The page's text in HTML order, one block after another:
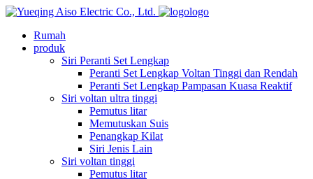
logo
Rumah
produk
Siri Peranti Set Lengkap
Peranti Set Lengkap Voltan Tinggi dan Rendah
Peranti Set Lengkap Pampasan Kuasa Reaktif
Siri voltan ultra tinggi
Pemutus litar
Memutuskan Suis
Penangkap Kilat
Siri Jenis Lain
Siri voltan tinggi
Pemutus litar